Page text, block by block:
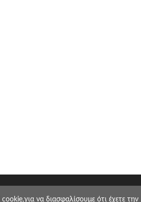
να διασφαλίσουμε ότι έχετε την